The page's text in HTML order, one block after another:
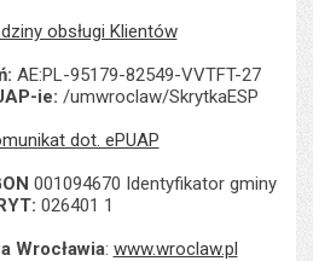
obsługi Klientów
AE:PL-95179-82549-VVTFT-27
ie: /umwroclaw/SkrytkaESP
dot. ePUAP
001094670 Identyfikator gminy
026401 1
Wrocławia: www.wroclaw.pl